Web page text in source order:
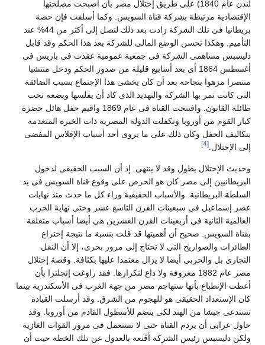
لندن عام 1840) على طريق إحتلال مصر بأن أصبحت مصلحتها
مرتبطة بشركة قناة السويس. وكما أسلفت فإن حصة
بريطانيا فى تلك الشركة زادت بعد ذلك لتصل إلى أكثر من 44% عند
وهكذا تحسن الوضع المالى للشركة بعد هذا الحكم وقد قابل
مساهمى الشركة فى جمعية عمومية عقدت فى باريس فى
أغسطس 1864 أى بعد أسابيع قليلة من صدور الحكم ودخل منتشيا
مزهوا بنجاحه بعد أن كان يخشى هذا الإجتماع بسبب الضائقة
كانت تمر بها الشركة والتهديد الذى كاد أن يفلسها ويضعه تحت
طائلة القانون. وافتتحت القناة فى عام 1869 واقيم حفل هائل حضره
القوم من أوروبا وتكفلت الدولة المصرية ذات الخبرة المنعدمة
الحفل وكان ذلك على ما يروى أحد أسباب الإفلاس المفضى
الإحتلال.
الإحتلال يطول وقد لا ينتهى. إذ أن السبب الحقيقى لدخول
إلى مصر كان هو الحرص على وقوع قناة السويس فى يد
البريطانية. والأسباب الحقيقية وراء كل ما حدث منذ نهايات
إسماعيل فى سبعينات القرن التاسع عشر وحتى نهاية الحرب
الثانية فى أربعينات القرن العشرين هى أيضا أسباب متعلقة
السويس. صحيح أن أهميتها قد قلت بنسبة ما نتيجة إختراع
والصواريخ التى لا تحتاج إلى مرور بحرى، إلا أن النقل
بل والحربى أيضا لا يزال معتمدا عليها بكثافة. وقصة إحتلال
مصر عام 1882 معروفة ولا داع لتكرارها. فقد راوغت إنجلترا بأن
الإنطباع بأنها ستهاجم مصر من جهة الغرب فى الأسكندرية بينما
الإستعداد الحقيقى هو للهجوم من الشرق. وقد أرسلت القيادة
جيشا من الهند لكى ينضم للأسطول القادم من أوروبا. وقد
عرابى أن يردم القناة حتى لا تستعمل فى مرور القوات الغازية
دليسبس رئيس الشركة أقنعه بالعدول عن تلك الخطة حيث أن